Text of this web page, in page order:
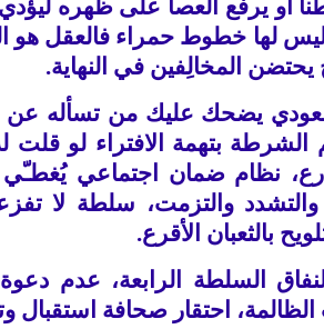
أو يرفع العصا على ظهره
لها خطوط حمراء فالعقل هو
يحتضن المخالِفين في النهاية.
يضحك عليك من تسأله عن
الشرطة بتهمة الافتراء لو
نظام ضمان اجتماعي
والتزمت، سلطة لا
بالثعبان الأقرع.
السلطة الرابعة، عدم
الظالمة، احتقار صحافة استقبال